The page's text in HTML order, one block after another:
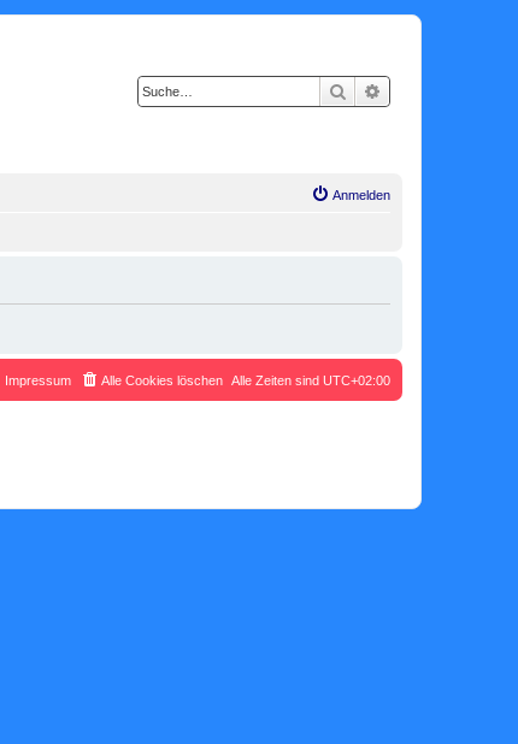
Suche
Anmelden
Alle Zeiten sind UTC+02:00
Alle Cookies löschen
Impressum